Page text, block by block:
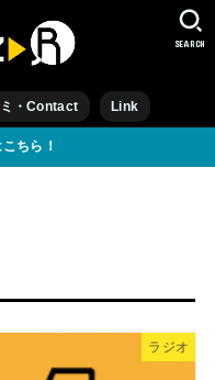
・Contact Link
SEARCH
ちら！
ラジオ